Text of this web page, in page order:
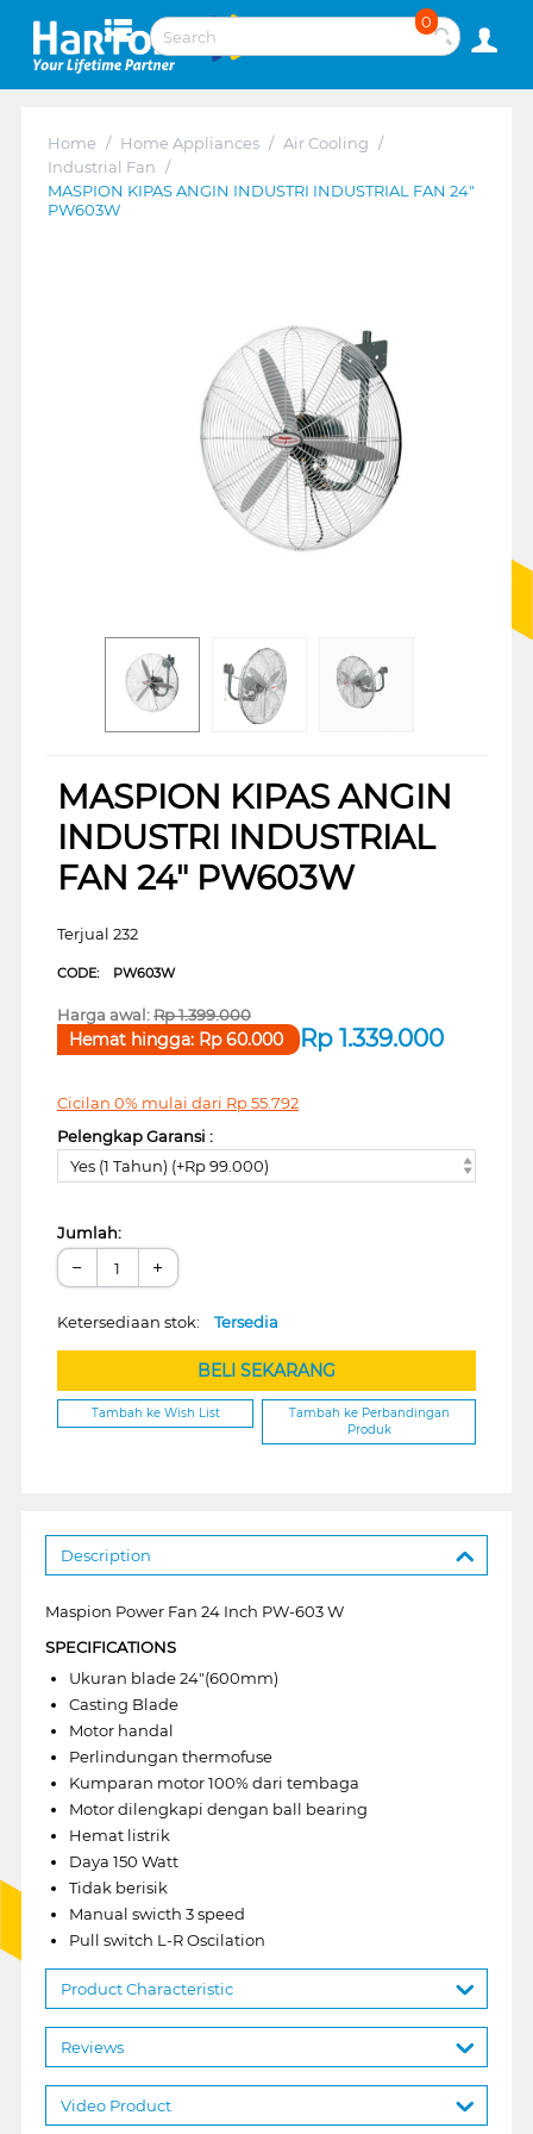
0
Home / Home Appliances / Air Cooling /
Industrial Fan /
MASPION KIPAS ANGIN INDUSTRI INDUSTRIAL FAN 24"
PW603W
MASPION KIPAS ANGIN
INDUSTRI INDUSTRIAL
FAN 24" PW603W
Terjual 232
CODE: PW603W
Harga awal:Rp1.399.000
Rp 1.339.000
Hemat hingga: Rp60.000
Cicilan 0% mulai dari Rp55.792
Pelengkap Garansi :
Yes (1 Tahun) (+Rp 99.000)
Jumlah:
− +
Ketersediaan stok: Tersedia
BELI SEKARANG
Tambah ke Wish List
Tambah ke Perbandingan
Produk
Description
Maspion Power Fan 24 Inch PW-603 W
SPECIFICATIONS
Ukuran blade 24"(600mm)
Casting Blade
Motor handal
Perlindungan thermofuse
Kumparan motor 100% dari tembaga
Motor dilengkapi dengan ball bearing
Hemat listrik
Daya 150 Watt
Tidak berisik
Manual swicth 3 speed
Pull switch L-R Oscilation
Product Characteristic
Reviews
Video Product